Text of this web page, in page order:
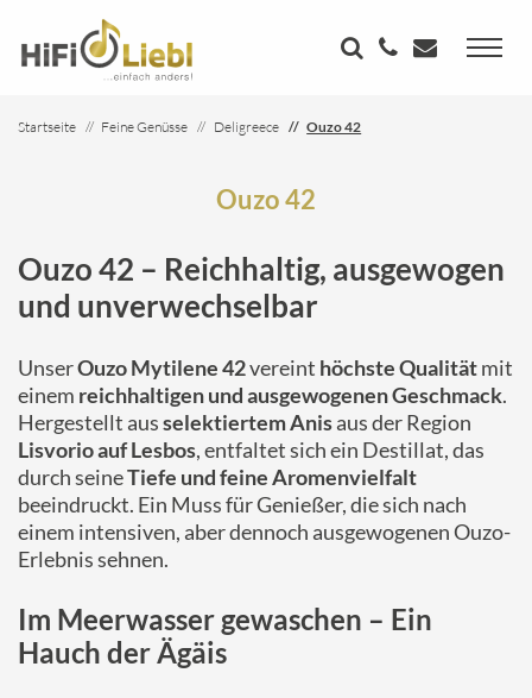
Startseite Feine Genüsse Deligreece Ouzo 42
Ouzo 42
Ouzo 42 – Reichhaltig, ausgewogen
und unverwechselbar
UnserOuzo Mytilene 42vereint höchste Qualitätmit
einem reichhaltigen und ausgewogenen Geschmack.
Hergestellt ausselektiertem Anisaus der Region
Lisvorio auf Lesbos, entfaltet sich ein Destillat, das
durch seineTiefe und feine Aromenvielfalt
beeindruckt. Ein Muss für Genießer, die sich nach
einem intensiven, aber dennoch ausgewogenen Ouzo-
Erlebnis sehnen.
Im Meerwasser gewaschen – Ein
Hauch der Ägäis